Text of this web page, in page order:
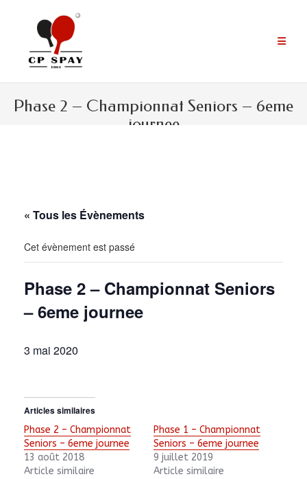
contenu
Phase 2 – Championnat Seniors – 6eme
journee
« Tous les Évènements
Cet évènement est passé
Phase 2 – Championnat Seniors
– 6eme journee
3 mai 2020
Articles similaires
Phase 2 – Championnat
Seniors – 6eme journee
13 août 2018
Article similaire
Phase 1 – Championnat
Seniors – 6eme journee
9 juillet 2019
Article similaire